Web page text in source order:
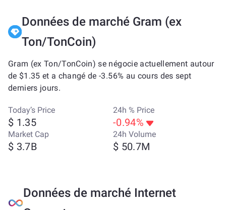
Données de marché Gram (ex
Ton/TonCoin)
Gram (ex Ton/TonCoin) se négocie actuellement autour
de $1.35 et a changé de -3.56% au cours des sept
derniers jours.
Today’s Price
$ 1.35
24h % Price
-0.94%
Market Cap
$ 3.7B
24h Volume
$ 50.7M
Données de marché Internet